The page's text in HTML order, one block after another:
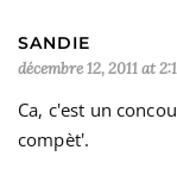
SANDIE
décembre 12, 2011 at
Ca, c'est un
compèt'.